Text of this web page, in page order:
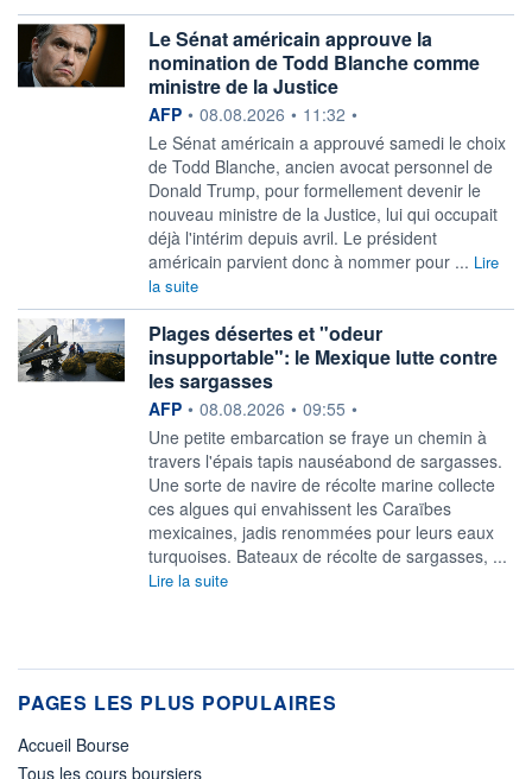
Le Sénat américain approuve la
nomination de Todd Blanche comme
ministre de la Justice
information fournie par
AFP • 08.08.2026 • 11:32 •
Le Sénat américain a approuvé samedi le choix
de Todd Blanche, ancien avocat personnel de
Donald Trump, pour formellement devenir le
nouveau ministre de la Justice, lui qui occupait
déjà l'intérim depuis avril. Le président
américain parvient donc à nommer pour ... Lire
la suite
Plages désertes et "odeur
insupportable": le Mexique lutte contre
les sargasses
information fournie par
AFP • 08.08.2026 • 09:55 •
Une petite embarcation se fraye un chemin à
travers l'épais tapis nauséabond de sargasses.
Une sorte de navire de récolte marine collecte
ces algues qui envahissent les Caraïbes
mexicaines, jadis renommées pour leurs eaux
turquoises. Bateaux de récolte de sargasses, ...
Lire la suite
PAGES LES PLUS POPULAIRES
Accueil Bourse
Tous les cours boursiers